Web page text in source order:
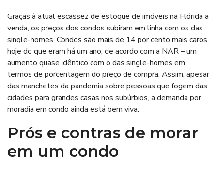
Graças à atual escassez de estoque de imóveis na Flórida a
venda, os preços dos condos subiram em linha com os das
single-homes. Condos são mais de 14 por cento mais caros
hoje do que eram há um ano, de acordo com a NAR – um
aumento quase idêntico com o das single-homes em
termos de porcentagem do preço de compra. Assim, apesar
das manchetes da pandemia sobre pessoas que fogem das
cidades para grandes casas nos subúrbios, a demanda por
moradia em condo ainda está bem viva.
Prós e contras de morar
em um condo